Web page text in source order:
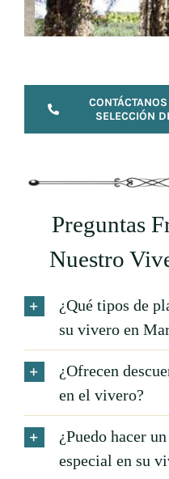
SELECCIÓN
Preguntas
Nuestro
¿Qué tipos de
su vivero en
¿Ofrecen
en el vivero?
¿Puedo hacer
especial en su